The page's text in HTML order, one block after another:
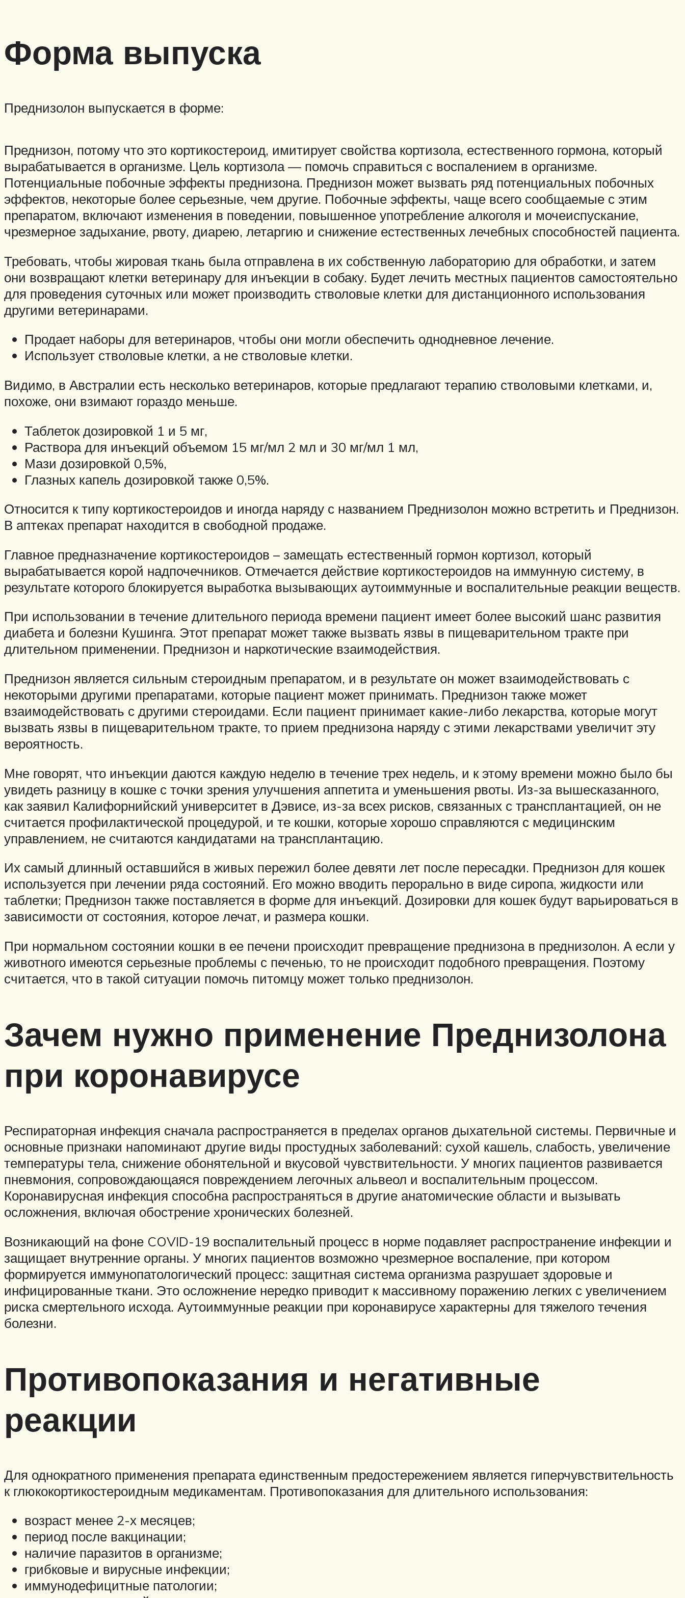
Форма выпуска
Преднизолон выпускается в форме:
Преднизон, потому что это кортикостероид, имитирует свойства кортизола, естественного гормона, который
вырабатывается в организме. Цель кортизола — помочь справиться с воспалением в организме.
Потенциальные побочные эффекты преднизона. Преднизон может вызвать ряд потенциальных побочных
эффектов, некоторые более серьезные, чем другие. Побочные эффекты, чаще всего сообщаемые с этим
препаратом, включают изменения в поведении, повышенное употребление алкоголя и мочеиспускание,
чрезмерное задыхание, рвоту, диарею, летаргию и снижение естественных лечебных способностей пациента.
Требовать, чтобы жировая ткань была отправлена ​​в их собственную лабораторию для обработки, и затем
они возвращают клетки ветеринару для инъекции в собаку. Будет лечить местных пациентов самостоятельно
для проведения суточных или может производить стволовые клетки для дистанционного использования
другими ветеринарами.
Продает наборы для ветеринаров, чтобы они могли обеспечить однодневное лечение.
Использует стволовые клетки, а не стволовые клетки.
Видимо, в Австралии есть несколько ветеринаров, которые предлагают терапию стволовыми клетками, и,
похоже, они взимают гораздо меньше.
Таблеток дозировкой 1 и 5 мг,
Раствора для инъекций объемом 15 мг/мл 2 мл и 30 мг/мл 1 мл,
Мази дозировкой 0,5%,
Глазных капель дозировкой также 0,5%.
Относится к типу кортикостероидов и иногда наряду с названием Преднизолон можно встретить и Преднизон.
В аптеках препарат находится в свободной продаже.
Главное предназначение кортикостероидов – замещать естественный гормон кортизол, который
вырабатывается корой надпочечников. Отмечается действие кортикостероидов на иммунную систему, в
результате которого блокируется выработка вызывающих аутоиммунные и воспалительные реакции веществ.
При использовании в течение длительного периода времени пациент имеет более высокий шанс развития
диабета и болезни Кушинга. Этот препарат может также вызвать язвы в пищеварительном тракте при
длительном применении. Преднизон и наркотические взаимодействия.
Преднизон является сильным стероидным препаратом, и в результате он может взаимодействовать с
некоторыми другими препаратами, которые пациент может принимать. Преднизон также может
взаимодействовать с другими стероидами. Если пациент принимает какие-либо лекарства, которые могут
вызвать язвы в пищеварительном тракте, то прием преднизона наряду с этими лекарствами увеличит эту
вероятность.
Мне говорят, что инъекции даются каждую неделю в течение трех недель, и к этому времени можно было бы
увидеть разницу в кошке с точки зрения улучшения аппетита и уменьшения рвоты. Из-за вышесказанного,
как заявил Калифорнийский университет в Дэвисе, из-за всех рисков, связанных с трансплантацией, он не
считается профилактической процедурой, и те кошки, которые хорошо справляются с медицинским
управлением, не считаются кандидатами на трансплантацию.
Их самый длинный оставшийся в живых пережил более девяти лет после пересадки. Преднизон для кошек
используется при лечении ряда состояний. Его можно вводить перорально в виде сиропа, жидкости или
таблетки; Преднизон также поставляется в форме для инъекций. Дозировки для кошек будут варьироваться в
зависимости от состояния, которое лечат, и размера кошки.
При нормальном состоянии кошки в ее печени происходит превращение преднизона в преднизолон. А если у
животного имеются серьезные проблемы с печенью, то не происходит подобного превращения. Поэтому
считается, что в такой ситуации помочь питомцу может только преднизолон.
Зачем нужно применение Преднизолона
при коронавирусе
Респираторная инфекция сначала распространяется в пределах органов дыхательной системы. Первичные и
основные признаки напоминают другие виды простудных заболеваний: сухой кашель, слабость, увеличение
температуры тела, снижение обонятельной и вкусовой чувствительности. У многих пациентов развивается
пневмония, сопровождающаяся повреждением легочных альвеол и воспалительным процессом.
Коронавирусная инфекция способна распространяться в другие анатомические области и вызывать
осложнения, включая обострение хронических болезней.
Возникающий на фоне COVID-19 воспалительный процесс в норме подавляет распространение инфекции и
защищает внутренние органы. У многих пациентов возможно чрезмерное воспаление, при котором
формируется иммунопатологический процесс: защитная система организма разрушает здоровые и
инфицированные ткани. Это осложнение нередко приводит к массивному поражению легких с увеличением
риска смертельного исхода. Аутоиммунные реакции при коронавирусе характерны для тяжелого течения
болезни.
Противопоказания и негативные
реакции
Для однократного применения препарата единственным предостережением является гиперчувствительность
к глюкокортикостероидным медикаментам. Противопоказания для длительного использования:
возраст менее 2-х месяцев;
период после вакцинации;
наличие паразитов в организме;
грибковые и вирусные инфекции;
иммунодефицитные патологии;